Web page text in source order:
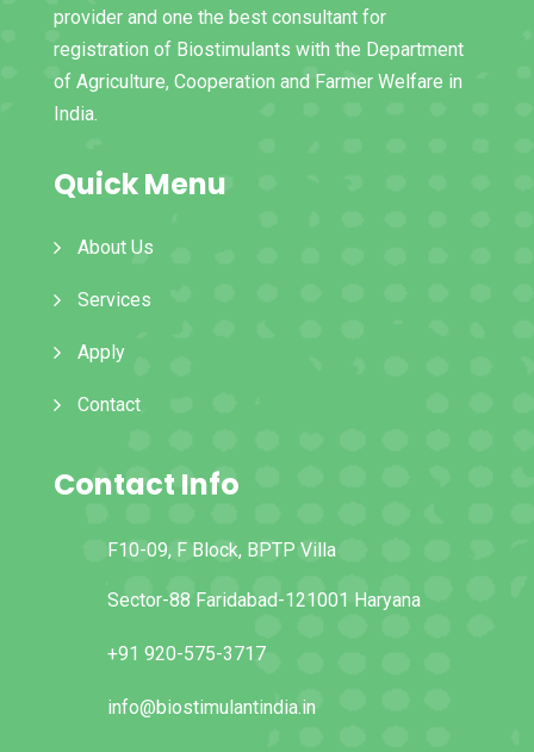
provider and one the best consultant for
registration of Biostimulants with the Department
of Agriculture, Cooperation and Farmer Welfare in
India.
Quick Menu
About Us
Services
Apply
Contact
Contact Info
F10-09, F Block, BPTP Villa
Sector-88 Faridabad-121001 Haryana
+91 920-575-3717
info@biostimulantindia.in